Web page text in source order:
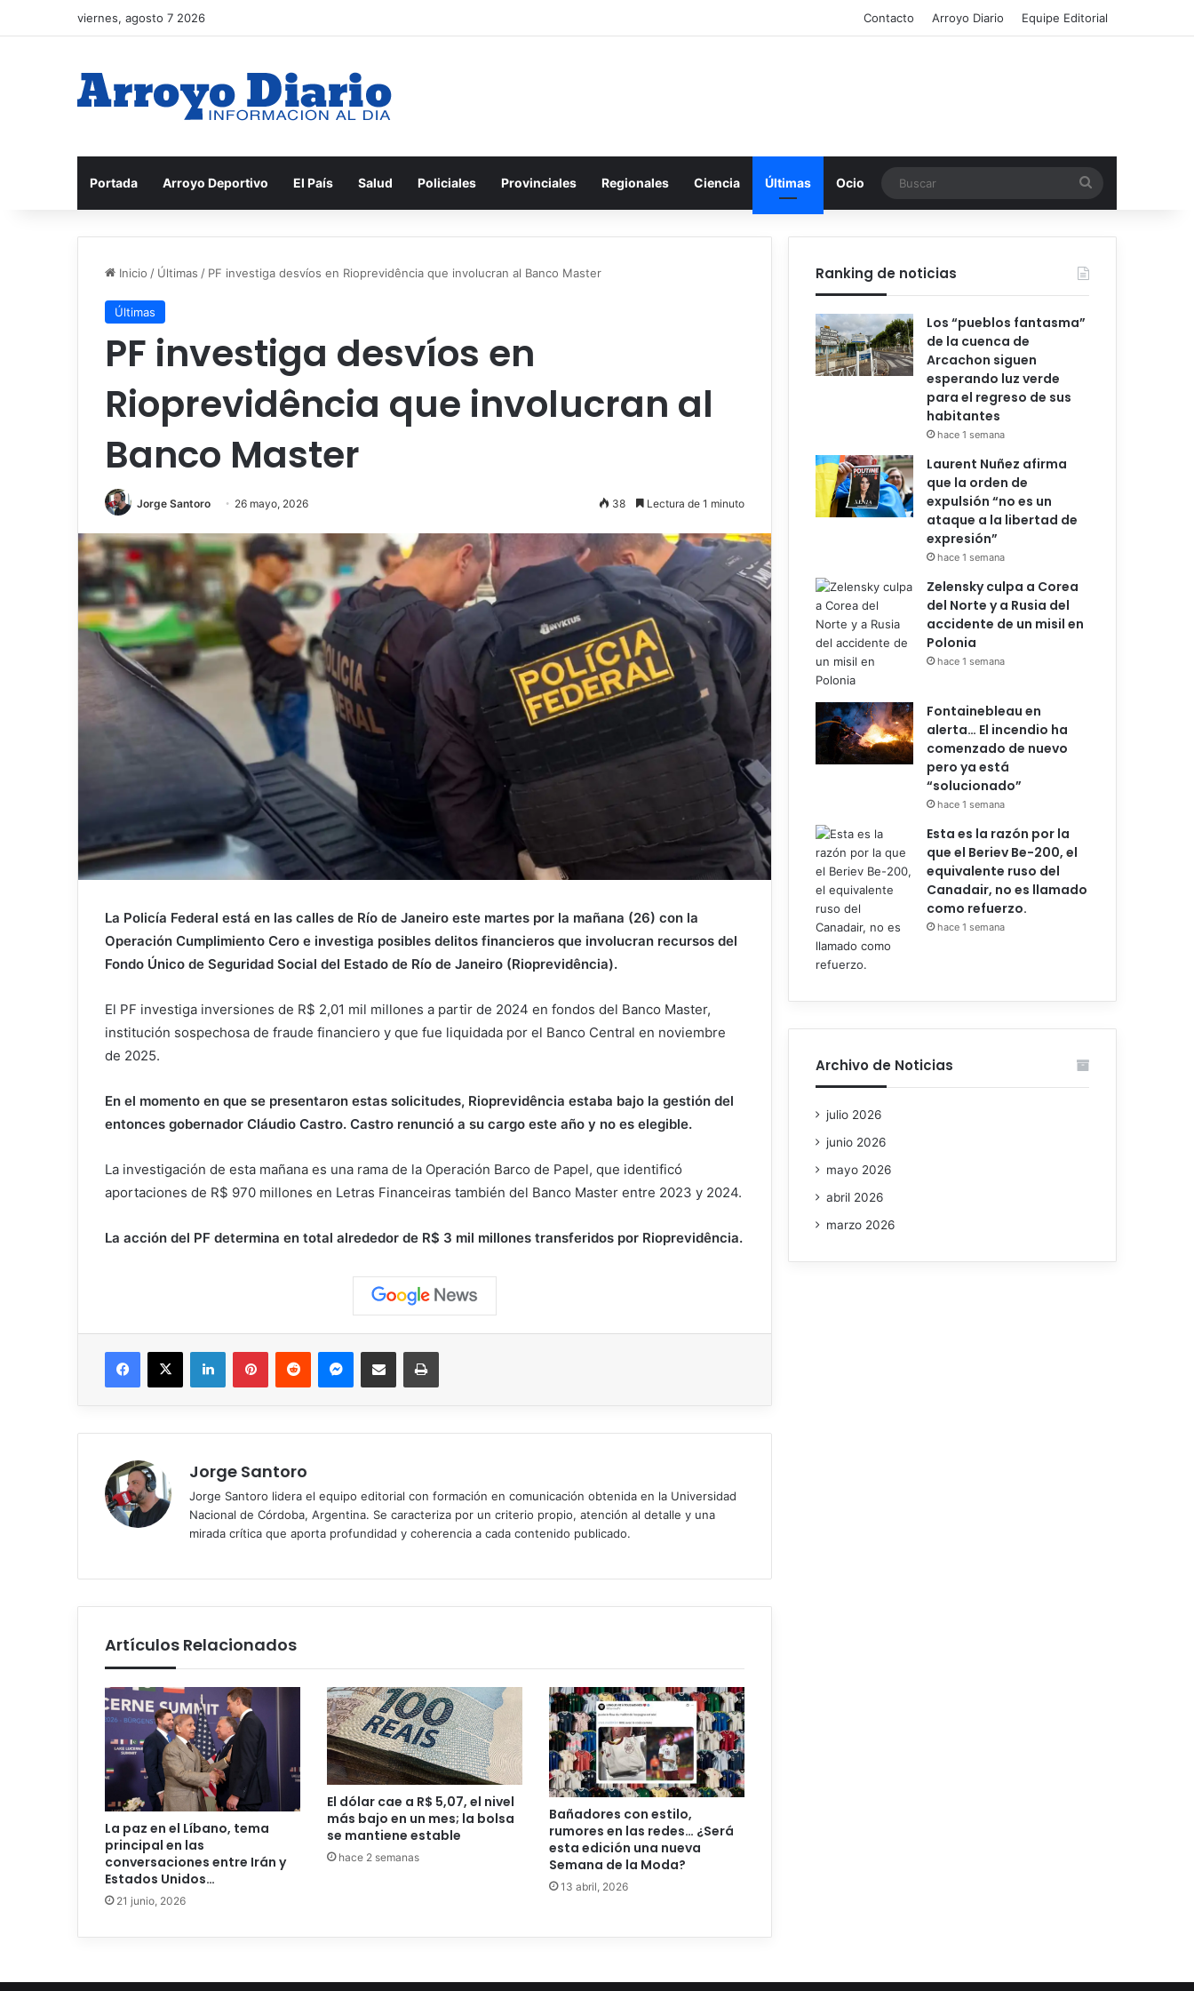
viernes, agosto 7 2026 Contacto Arroyo Diario Equipe Editorial
Portada Arroyo Deportivo El País Salud Policiales Provinciales Regionales Ciencia Últimas Ocio
Inicio / Últimas / PF investiga desvíos en Rioprevidência que involucran al Banco Master
Últimas
PF investiga desvíos en
Rioprevidência que involucran al
Banco Master
Jorge Santoro 26 mayo, 2026 38 Lectura de 1 minuto
La Policía Federal está en las calles de Río de Janeiro este martes por la mañana (26) con la
Operación Cumplimiento Cero e investiga posibles delitos financieros que involucran recursos del
Fondo Único de Seguridad Social del Estado de Río de Janeiro (Rioprevidência).
El PF investiga inversiones de R$ 2,01 mil millones a partir de 2024 en fondos del Banco Master,
institución sospechosa de fraude financiero y que fue liquidada por el Banco Central en noviembre
de 2025.
En el momento en que se presentaron estas solicitudes, Rioprevidência estaba bajo la gestión del
entonces gobernador Cláudio Castro. Castro renunció a su cargo este año y no es elegible.
La investigación de esta mañana es una rama de la Operación Barco de Papel, que identificó
aportaciones de R$ 970 millones en Letras Financeiras también del Banco Master entre 2023 y 2024.
La acción del PF determina en total alrededor de R$ 3 mil millones transferidos por Rioprevidência.
Facebook
X LinkedInPinterestReddit MessengerCompartir vía correo electrónicoImprimir
Jorge Santoro
Jorge Santoro lidera el equipo editorial con formación en comunicación obtenida en la Universidad
Nacional de Córdoba, Argentina. Se caracteriza por un criterio propio, atención al detalle y una
mirada crítica que aporta profundidad y coherencia a cada contenido publicado.
Artículos Relacionados
La paz en el Líbano, tema
principal en las
conversaciones entre Irán y
Estados Unidos…
21 junio, 2026
El dólar cae a R$ 5,07, el nivel
más bajo en un mes; la bolsa
se mantiene estable
hace 2 semanas
Bañadores con estilo,
rumores en las redes… ¿Será
esta edición una nueva
Semana de la Moda?
13 abril, 2026
Ranking de noticias
Los “pueblos fantasma”
de la cuenca de
Arcachon siguen
esperando luz verde
para el regreso de sus
habitantes
hace 1 semana
Laurent Nuñez afirma
que la orden de
expulsión “no es un
ataque a la libertad de
expresión”
hace 1 semana
Zelensky culpa a Corea
del Norte y a Rusia del
accidente de un misil en
Polonia
hace 1 semana
Fontainebleau en
alerta… El incendio ha
comenzado de nuevo
pero ya está
“solucionado”
hace 1 semana
Esta es la razón por la
que el Beriev Be-200, el
equivalente ruso del
Canadair, no es llamado
como refuerzo.
hace 1 semana
Archivo de Noticias
julio 2026
junio 2026
mayo 2026
abril 2026
marzo 2026